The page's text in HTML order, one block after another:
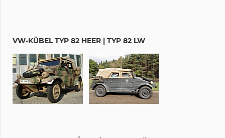
VW-KÜBEL TYP 82 HEER | TYP 82 LW